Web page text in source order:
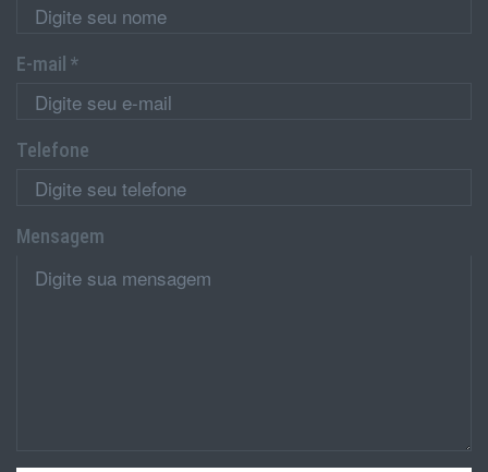
E-mail *
Telefone
Mensagem